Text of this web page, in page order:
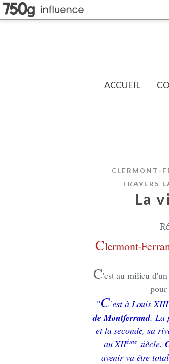
ACCUEIL
CLERMONT-
TRAVERS
La
Clermont-
C'est au milieu
pour
"C’est à Louis
de Montferrand. La
et la seconde, sa
au XIIème siècle.
avenir va être